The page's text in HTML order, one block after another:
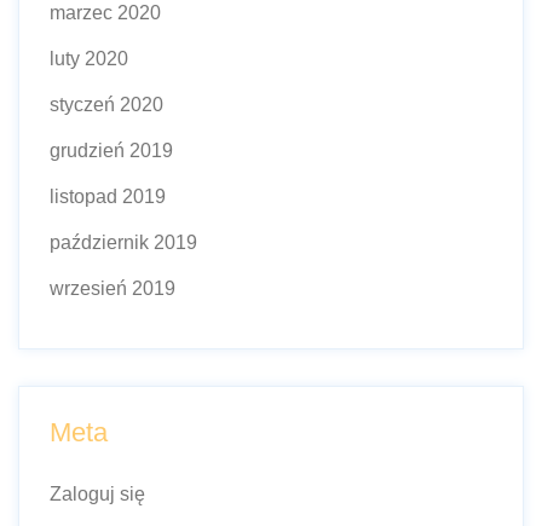
marzec 2020
luty 2020
styczeń 2020
grudzień 2019
listopad 2019
październik 2019
wrzesień 2019
Meta
Zaloguj się